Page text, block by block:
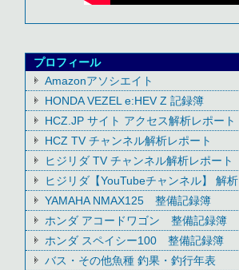
プロフィール
Amazonアソシエイト
HONDA VEZEL e:HEV Z 記録簿
HCZ.JP サイト アクセス解析レポート
HCZ TV チャンネル解析レポート
ヒジリダ TV チャンネル解析レポート
ヒジリダ【YouTubeチャンネル】 解析
YAMAHA NMAX125 整備記録簿
ホンダ アコードワゴン 整備記録簿
ホンダ スペイシー100 整備記録簿
バス・その他魚種 釣果・釣行年表